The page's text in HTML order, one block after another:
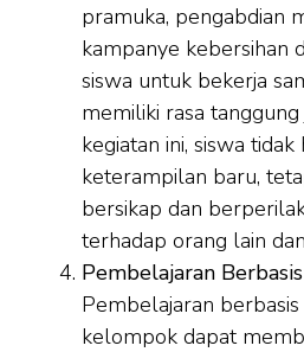
pramuka, pengabdian
kampanye kebersihan
siswa untuk bekerja
memiliki rasa
kegiatan ini, siswa
keterampilan baru,
bersikap dan
terhadap orang lain
Pembelajaran
Pembelajaran berbasis
kelompok dapat